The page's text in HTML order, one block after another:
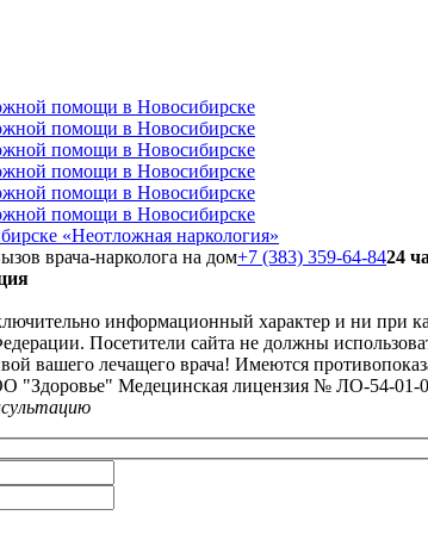
+7 (383) 359-64-8424
информационный характер и ни при
Посетители сайта не должны
вашего лечащего врача! Имеются
"Здоровье" Медецинская лицензия № ЛО-54-01-